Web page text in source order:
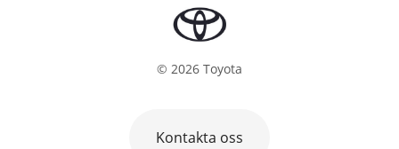
© 2026 Toyota
Kontakta oss